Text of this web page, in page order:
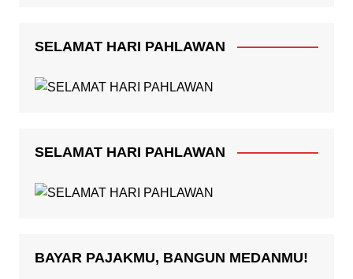
SELAMAT HARI PAHLAWAN
SELAMAT HARI PAHLAWAN
BAYAR PAJAKMU, BANGUN MEDANMU!